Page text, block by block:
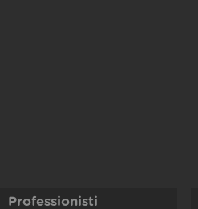
Professionisti